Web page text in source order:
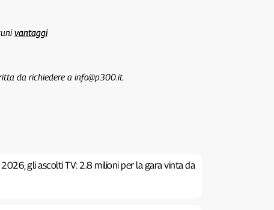
vantaggi
da richiedere a info@p300.it.
2026, gli ascolti TV: 2.8 milioni per la gara vinta da